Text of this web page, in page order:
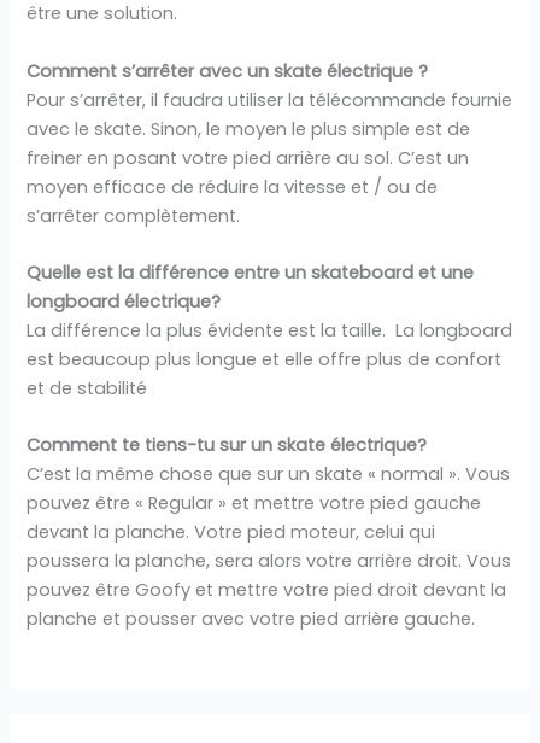
être une solution.
Comment s’arrêter avec un skate électrique ?
Pour s’arrêter, il faudra utiliser la télécommande fournie
avec le skate. Sinon, le moyen le plus simple est de
freiner en posant votre pied arrière au sol. C’est un
moyen efficace de réduire la vitesse et / ou de
s’arrêter complètement.
Quelle est la différence entre un skateboard et une
longboard électrique?
La différence la plus évidente est la taille. La longboard
est beaucoup plus longue et elle offre plus de confort
et de stabilité
Comment te tiens-tu sur un skate électrique?
C’est la même chose que sur un skate « normal ». Vous
pouvez être « Regular » et mettre votre pied gauche
devant la planche. Votre pied moteur, celui qui
poussera la planche, sera alors votre arrière droit. Vous
pouvez être Goofy et mettre votre pied droit devant la
planche et pousser avec votre pied arrière gauche.